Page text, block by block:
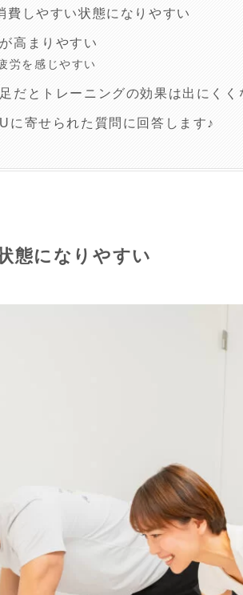
費しやすい状態になりやすい
高まりやすい
労を感じやすい
足だとトレーニングの効果は出にくく
に寄せられた質問に回答します♪
態になりやすい